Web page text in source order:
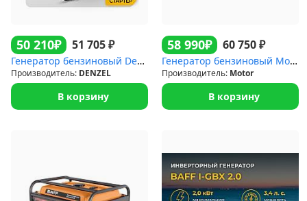
50 210₽ 51 705₽
Генератор бензиновый Denzel GE-6900
Производитель: DENZEL
В корзину
58 990₽ 60 750₽
Генератор бензиновый Motor lt10000lbe (8 кВт)
Производитель: Motor
В корзину